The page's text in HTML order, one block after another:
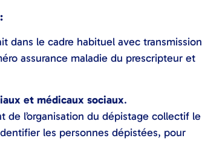
dans le cadre habituel avec transmission
assurance maladie du prescripteur et
et médicaux sociaux.
l’organisation du dépistage collectif le
les personnes dépistées, pour